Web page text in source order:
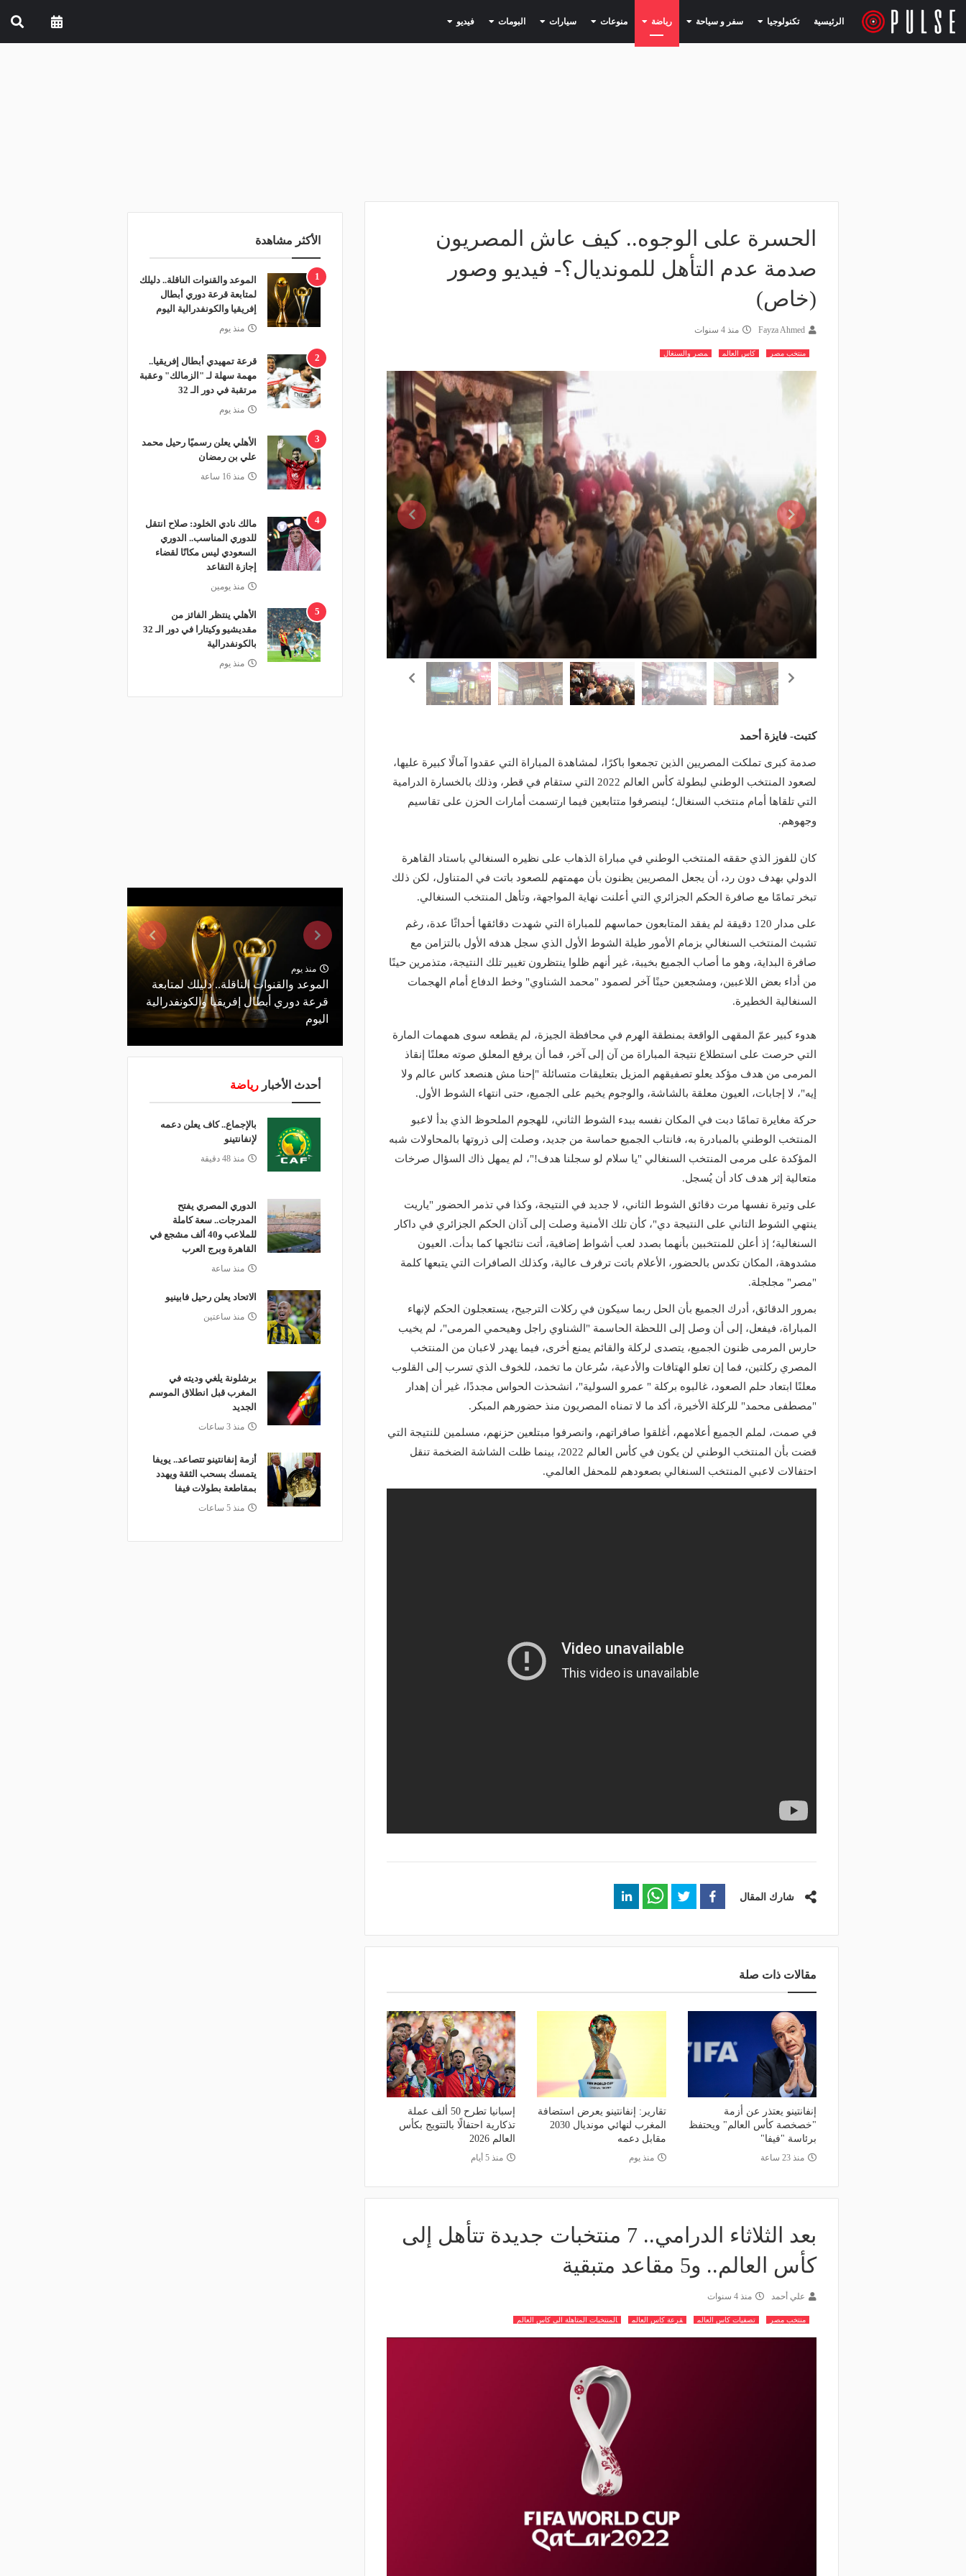
الرئيسية تكنولوجيا (current) سفر و سياحة (current) رياضة (current) منوعات (current) سيارات (current) البومات (current) فيديو (current)
الحسرة على الوجوه.. كيف عاش المصريون
صدمة عدم التأهل للمونديال؟- فيديو وصور
(خاص)
Fayza Ahmed منذ 4 سنوات
منتخب مصر كاس العالم مصر والسنغال
كتبت- فايزة أحمد
صدمة كبرى تملكت المصريين الذين تجمعوا باكرًا، لمشاهدة المباراة التي عقدوا آمالًا كبيرة عليها،
لصعود المنتخب الوطني لبطولة كأس العالم 2022 التي ستقام في قطر، وذلك بالخسارة الدرامية
التي تلقاها أمام منتخب السنغال؛ لينصرفوا متتابعين فيما ارتسمت أمارات الحزن على تقاسيم
وجهوهم.
كان للفوز الذي حققه المنتخب الوطني في مباراة الذهاب على نظيره السنغالي باستاد القاهرة
الدولي بهدف دون رد، أن يجعل المصريين يظنون بأن مهمتهم للصعود باتت في المتناول، لكن ذلك
تبخر تمامًا مع صافرة الحكم الجزائري التي أعلنت نهاية المواجهة، وتأهل المنتخب السنغالي.
على مدار 120 دقيقة لم يفقد المتابعون حماسهم للمباراة التي شهدت دقائقها أحداثًا عدة، رغم
تشبث المنتخب السنغالي بزمام الأمور طيلة الشوط الأول الذي سجل هدفه الأول بالتزامن مع
صافرة البداية، وهو ما أصاب الجميع بخيبة، غير أنهم ظلوا ينتظرون تغيير تلك النتيجة، متذمرين حينًا
من أداء بعض اللاعبين، ومشجعين حينًا آخر لصمود "محمد الشناوي" وخط الدفاع أمام الهجمات
السنغالية الخطيرة.
هدوء كبير عمّ المقهى الواقعة بمنطقة الهرم في محافظة الجيزة، لم يقطعه سوى همهمات المارة
التي حرصت على استطلاع نتيجة المباراة من آن إلى آخر، فما أن يرفع المعلق صوته معلنًا إنقاذ
المرمى من هدف مؤكد يعلو تصفيقهم المزيل بتعليقات متسائلة "إحنا مش هنصعد كاس عالم ولا
إيه"، لا إجابات، العيون معلقة بالشاشة، والوجوم يخيم على الجميع، حتى انتهاء الشوط الأول.
حركة مغايرة تمامًا دبت في المكان نفسه ببدء الشوط الثاني، للهجوم الملحوظ الذي بدأ لاعبو
المنتخب الوطني بالمبادرة به، فانتاب الجميع حماسة من جديد، وصلت إلى ذروتها بالمحاولات شبه
المؤكدة على مرمى المنتخب السنغالي "يا سلام لو سجلنا هدف!"، لم يمهل ذاك السؤال صرخات
متعالية إثر هدف كاد أن يُسجل.
على وتيرة نفسها مرت دقائق الشوط الثاني، لا جديد في النتيجة، وكذا في تذمر الحضور "ياريت
ينتهي الشوط التاني على النتيجة دي"، كأن تلك الأمنية وصلت إلى آذان الحكم الجزائري في داكار
السنغالية؛ إذ أعلن للمنتخبين بأنهما بصدد لعب أشواط إضافية، أتت نتائجها كما بدأت. العيون
مشدوهة، المكان تكدس بالحضور، الأعلام باتت ترفرف عالية، وكذلك الصافرات التي يتبعها كلمة
"مصر" مجلجلة.
بمرور الدقائق، أدرك الجميع بأن الحل ربما سيكون في ركلات الترجيح، يستعجلون الحكم لإنهاء
المباراة، فيفعل، إلى أن وصل إلى اللحظة الحاسمة "الشناوي راجل وهيحمي المرمى"، لم يخيب
حارس المرمى ظنون الجميع، يتصدى لركلة والقائم يمنع أخرى، فيما يهدر لاعبان من المنتخب
المصري ركلتين، فما إن تعلو الهتافات والأدعية، سُرعان ما تخمد، للخوف الذي تسرب إلى القلوب
معلنًا ابتعاد حلم الصعود، غالبوه بركلة " عمرو السولية"، انشحذت الحواس مجددًا، غير أن إهدار
"مصطفى محمد" للركلة الأخيرة، أكد ما لا تمناه المصريون منذ حضورهم المبكر.
في صمت، لملم الجميع أعلامهم، أغلقوا صافراتهم، وانصرفوا مبتلعين حزنهم، مسلمين للنتيجة التي
قضت بأن المنتخب الوطني لن يكون في كأس العالم 2022، بينما ظلت الشاشة الضخمة تنقل
احتفالات لاعبي المنتخب السنغالي بصعودهم للمحفل العالمي.
شارك المقال
مقالات ذات صلة
إنفانتينو يعتذر عن أزمة
"خصخصة كأس العالم" ويحتفظ
برئاسة "فيفا"
منذ 23 ساعة
تقارير: إنفانتينو يعرض استضافة
المغرب لنهائي مونديال 2030
مقابل دعمه
منذ يوم
إسبانيا تطرح 50 ألف عملة
تذكارية احتفالًا بالتتويج بكأس
العالم 2026
منذ 5 أيام
بعد الثلاثاء الدرامي.. 7 منتخبات جديدة تتأهل إلى
كأس العالم.. و5 مقاعد متبقية
علي أحمد منذ 4 سنوات
منتخب مصر تصفيات كاس العالم قرعة كاس العالم المنتخبات المتاهلة الى كاس العالم
الأكثر مشاهدة
1
الموعد والقنوات الناقلة.. دليلك
لمتابعة قرعة دوري أبطال
إفريقيا والكونفدرالية اليوم
منذ يوم
2
قرعة تمهيدي أبطال إفريقيا..
مهمة سهلة لـ "الزمالك" وعقبة
مرتقبة في دور الـ 32
منذ يوم
3
الأهلي يعلن رسميًا رحيل محمد
علي بن رمضان
منذ 16 ساعة
4
مالك نادي الخلود: صلاح انتقل
للدوري المناسب.. الدوري
السعودي ليس مكانًا لقضاء
إجازة التقاعد
منذ يومين
5
الأهلي ينتظر الفائز من
مقديشيو وكيتارا في دور الـ 32
بالكونفدرالية
منذ يوم
منذ يوم
الموعد والقنوات الناقلة.. دليلك لمتابعة
قرعة دوري أبطال إفريقيا والكونفدرالية
اليوم
منذ يوم منذ 16 ساعة
الأهلي يعلن رسميًا رحيل محمد علي بن
والقنوات الناقلة.. دليلك لمتابعة
دوري أبطال إفريقيا والكونفدرالية
أحدث الأخبار رياضة
بالإجماع.. كاف يعلن دعمه
لإنفانتينو
منذ 48 دقيقة
الدوري المصري يفتح
المدرجات.. سعة كاملة
للملاعب و40 ألف مشجع في
القاهرة وبرج العرب
منذ ساعة
الاتحاد يعلن رحيل فابينيو
منذ ساعتين
برشلونة يلغي وديته في
المغرب قبل انطلاق الموسم
الجديد
منذ 3 ساعات
أزمة إنفانتينو تتصاعد.. يويفا
يتمسك بسحب الثقة ويهدد
بمقاطعة بطولات فيفا
منذ 5 ساعات